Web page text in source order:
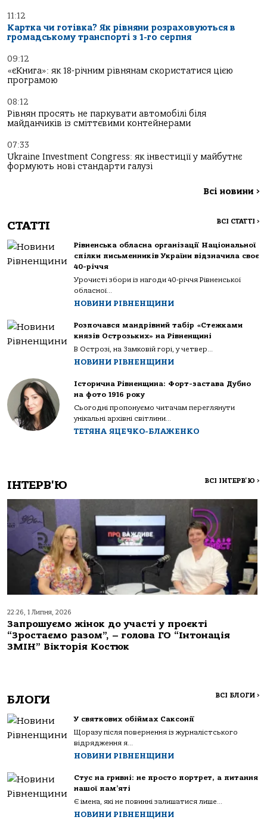
11:12
Картка чи готівка? Як рівняни розраховуються в
громадському транспорті з 1-го серпня
09:12
«єКнига»: як 18-річним рівнянам скористатися цією
програмою
08:12
Рівнян просять не паркувати автомобілі біля
майданчиків із сміттєвими контейнерами
07:33
Ukraine Investment Congress: як інвестиції у майбутнє
формують нові стандарти галузі
Всі новини >
СТАТТІ ВСІ СТАТТІ >
Рівненська обласна організації Національної
спілки письменників України відзначила своє
40-річчя
Урочисті збори із нагоди 40-річчя Рівненської
обласної...
НОВИНИ РІВНЕНЩИНИ
Розпочався мандрівний табір «Стежками
князів Острозьких» на Рівненщині
В Острозі, на Замковій горі, у четвер...
НОВИНИ РІВНЕНЩИНИ
Історична Рівненщина: Форт-застава Дубно
на фото 1916 року
Сьогодні пропонуємо читачам переглянути
унікальні архівні світлини...
ТЕТЯНА ЯЦЕЧКО-БЛАЖЕНКО
ІНТЕРВ'Ю ВСІ ІНТЕРВ'Ю >
22:26, 1 Липня, 2026
Запрошуємо жінок до участі у проєкті
“Зростаємо разом”, – голова ГО “Інтонація
ЗМІН” Вікторія Костюк
БЛОГИ ВСІ БЛОГИ >
У святкових обіймах Саксонії
Щоразу після повернення із журналістського
відрядження я...
НОВИНИ РІВНЕНЩИНИ
Стус на гривні: не просто портрет, а питання
нашої пам’яті
Є імена, які не повинні залишатися лише...
НОВИНИ РІВНЕНЩИНИ